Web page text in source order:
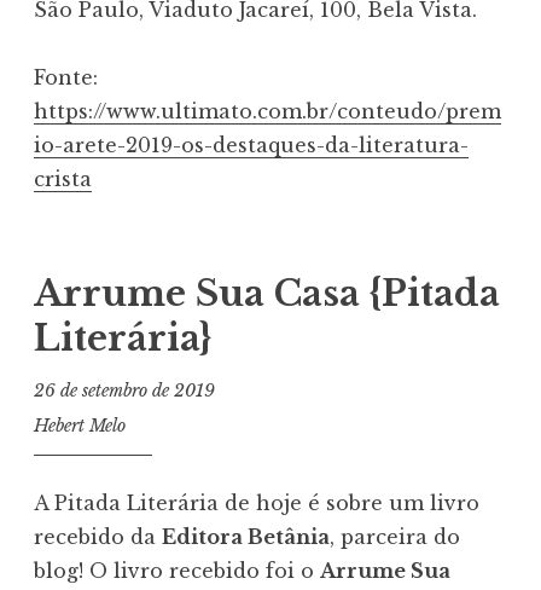
São Paulo, Viaduto Jacareí, 100, Bela Vista.
Fonte:
https://www.ultimato.com.br/conteudo/prem
io-arete-2019-os-destaques-da-literatura-
crista
Arrume Sua Casa {Pitada
Literária}
26 de setembro de 2019
Hebert Melo
A Pitada Literária de hoje é sobre um livro
recebido da Editora Betânia, parceira do
blog! O livro recebido foi o Arrume Sua